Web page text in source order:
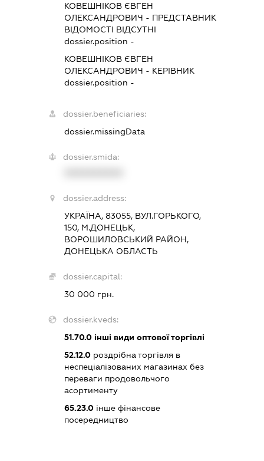
КОВЕШНІКОВ ЄВГЕН
ОЛЕКСАНДРОВИЧ - ПРЕДСТАВНИК
ВІДОМОСТІ ВІДСУТНІ
dossier.position -
КОВЕШНІКОВ ЄВГЕН
ОЛЕКСАНДРОВИЧ - КЕРІВНИК
dossier.position -
dossier.beneficiaries:
dossier.missingData
dossier.smida:
dossier.address:
УКРАЇНА, 83055, ВУЛ.ГОРЬКОГО,
150, М.ДОНЕЦЬК,
ВОРОШИЛОВСЬКИЙ РАЙОН,
ДОНЕЦЬКА ОБЛАСТЬ
dossier.capital:
30 000 грн.
dossier.kveds:
51.70.0інші види оптової торгівлі
52.12.0роздрібна торгівля в
неспеціалізованих магазинах без
переваги продовольчого
асортименту
65.23.0інше фінансове
посередництво